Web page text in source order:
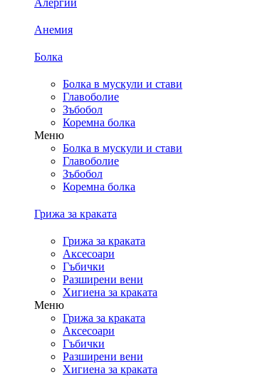
Анемия
Болка
Болка в мускули и стави
Главоболие
Зъбобол
Коремна болка
Меню
Болка в мускули и стави
Главоболие
Зъбобол
Коремна болка
Грижа за краката
Грижа за краката
Аксесоари
Гъбички
Разширени вени
Хигиена за краката
Меню
Грижа за краката
Аксесоари
Гъбички
Разширени вени
Хигиена за краката